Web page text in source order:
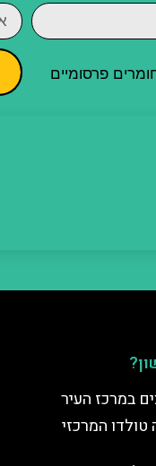
פרסומיים
במרכז העיר
טולדו המרכזי